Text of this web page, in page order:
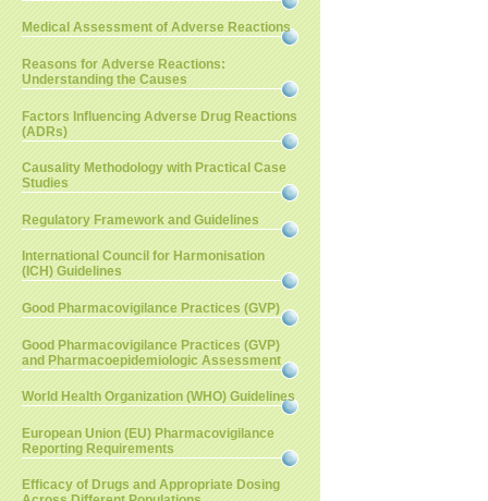
Medical Assessment of Adverse Reactions
Reasons for Adverse Reactions:
Understanding the Causes
Factors Influencing Adverse Drug Reactions
(ADRs)
Causality Methodology with Practical Case
Studies
Regulatory Framework and Guidelines
International Council for Harmonisation
(ICH) Guidelines
Good Pharmacovigilance Practices (GVP)
Good Pharmacovigilance Practices (GVP)
and Pharmacoepidemiologic Assessment
World Health Organization (WHO) Guidelines
European Union (EU) Pharmacovigilance
Reporting Requirements
Efficacy of Drugs and Appropriate Dosing